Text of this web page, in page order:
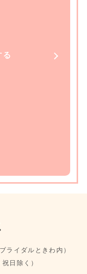
る
イダルときわ内）
日除く）